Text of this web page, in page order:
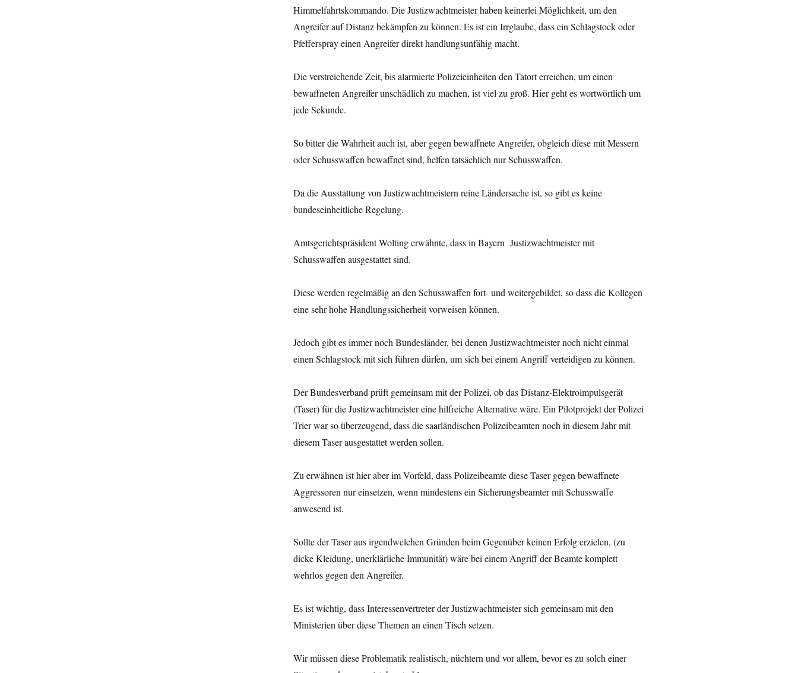
Himmelfahrtskommando. Die Justizwachtmeister haben keinerlei Möglichkeit, um den
Angreifer auf Distanz bekämpfen zu können. Es ist ein Irrglaube, dass ein Schlagstock oder
Pfefferspray einen Angreifer direkt handlungsunfähig macht.
Die verstreichende Zeit, bis alarmierte Polizeieinheiten den Tatort erreichen, um einen
bewaffneten Angreifer unschädlich zu machen, ist viel zu groß. Hier geht es wortwörtlich um
jede Sekunde.
So bitter die Wahrheit auch ist, aber gegen bewaffnete Angreifer, obgleich diese mit Messern
oder Schusswaffen bewaffnet sind, helfen tatsächlich nur Schusswaffen.
Da die Ausstattung von Justizwachtmeistern reine Ländersache ist, so gibt es keine
bundeseinheitliche Regelung.
Amtsgerichtspräsident Wolting erwähnte, dass in Bayern Justizwachtmeister mit
Schusswaffen ausgestattet sind.
Diese werden regelmäßig an den Schusswaffen fort- und weitergebildet, so dass die Kollegen
eine sehr hohe Handlungssicherheit vorweisen können.
Jedoch gibt es immer noch Bundesländer, bei denen Justizwachtmeister noch nicht einmal
einen Schlagstock mit sich führen dürfen, um sich bei einem Angriff verteidigen zu können.
Der Bundesverband prüft gemeinsam mit der Polizei, ob das Distanz-Elektroimpulsgerät
(Taser) für die Justizwachtmeister eine hilfreiche Alternative wäre. Ein Pilotprojekt der Polizei
Trier war so überzeugend, dass die saarländischen Polizeibeamten noch in diesem Jahr mit
diesem Taser ausgestattet werden sollen.
Zu erwähnen ist hier aber im Vorfeld, dass Polizeibeamte diese Taser gegen bewaffnete
Aggressoren nur einsetzen, wenn mindestens ein Sicherungsbeamter mit Schusswaffe
anwesend ist.
Sollte der Taser aus irgendwelchen Gründen beim Gegenüber keinen Erfolg erzielen, (zu
dicke Kleidung, unerklärliche Immunität) wäre bei einem Angriff der Beamte komplett
wehrlos gegen den Angreifer.
Es ist wichtig, dass Interessenvertreter der Justizwachtmeister sich gemeinsam mit den
Ministerien über diese Themen an einen Tisch setzen.
Wir müssen diese Problematik realistisch, nüchtern und vor allem, bevor es zu solch einer